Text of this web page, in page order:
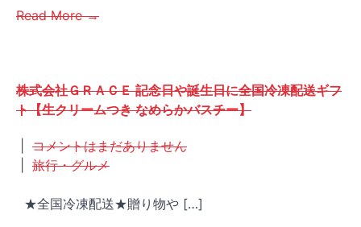
Read More →
株式会社ＧＲＡＣＥ 記念日や誕生日に全国冷凍配送ギフ
ト【生クリームつき なめらかバスチー】
コメントはまだありません
旅行・グルメ
★全国冷凍配送★贈り物や […]